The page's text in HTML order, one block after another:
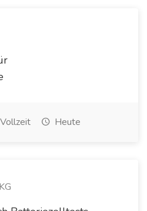
Vollzeit Heute